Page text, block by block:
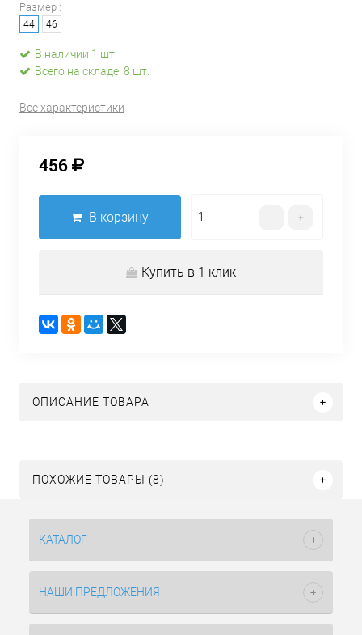
Размер :
44 46
В наличии 1 шт.
Всего на складе: 8 шт.
Все характеристики
456
В корзину
Купить в 1 клик
ОПИСАНИЕ ТОВАРА
ПОХОЖИЕ ТОВАРЫ (8)
КАТАЛОГ
НАШИ ПРЕДЛОЖЕНИЯ